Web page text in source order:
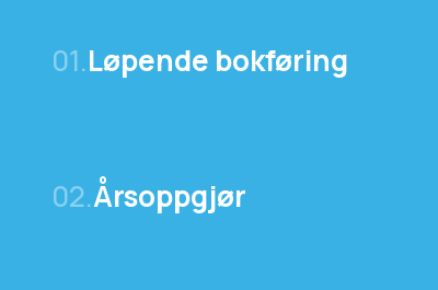
01.Løpende bokføring
02.Årsoppgjør